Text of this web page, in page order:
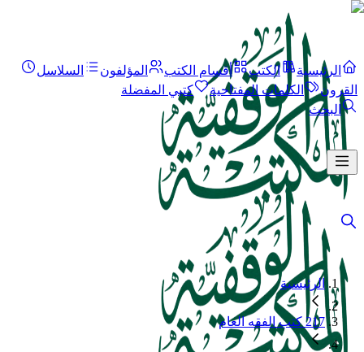
الرئيسية الكتب أقسام الكتب المؤلفون
السلاسل
القرون
الكلمات المفتاحية
كتبي المفضلة
البحث
الرئيسية
217 كتب الفقه العام